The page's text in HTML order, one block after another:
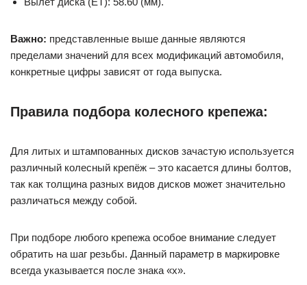
Важно: представленные выше данные являются
пределами значений для всех модификаций автомобиля,
конкретные цифры зависят от года выпуска.
Правила подбора колесного крепежа:
Для литых и штампованных дисков зачастую используется
различный колесный крепёж – это касается длины болтов,
так как толщина разных видов дисков может значительно
различаться между собой.
При подборе любого крепежа особое внимание следует
обратить на шаг резьбы. Данный параметр в маркировке
всегда указывается после знака «x».